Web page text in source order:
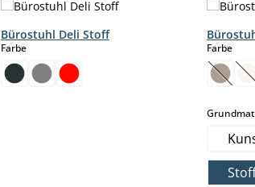
Bürostuhl Deli Stoff
Farbeauswählen Farbe